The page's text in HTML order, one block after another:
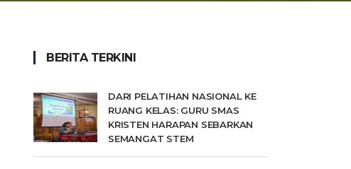
BERITA TERKINI
DARI PELATIHAN NASIONAL KE
RUANG KELAS: GURU SMAS
KRISTEN HARAPAN SEBARKAN
SEMANGAT STEM